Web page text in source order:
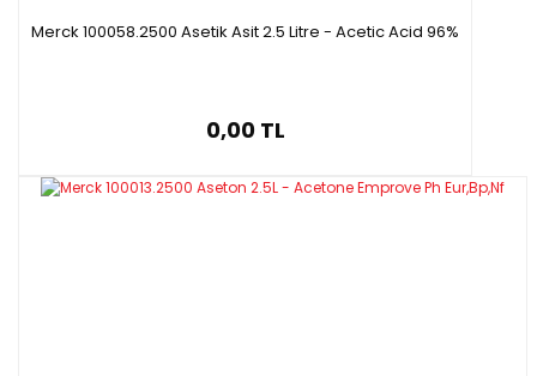
Merck 100058.2500 Asetik Asit 2.5 Litre - Acetic Acid 96%
0,00 TL